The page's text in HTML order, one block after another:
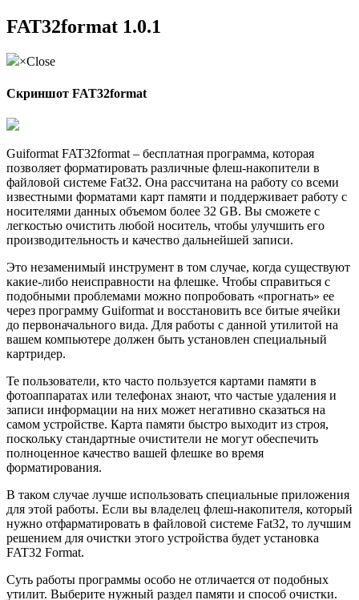
FAT32format 1.0.1
×Close
Скриншот FAT32format
Guiformat FAT32format‭ – бесплатная ‬программа,‭ ‬которая
позволяет форматировать различные флеш-накопители в
файловой системе‭ ‬Fat32.‭ ‬Она рассчитана на работу со всеми
известными форматами карт памяти и поддерживает работу с
носителями данных объемом более 32 GB.‭ ‬Вы сможете‭ ‬с‭
‬легкостью очистить любой носитель,‭ ‬чтобы улучшить его
производительность и качество дальнейшей записи.
Это незаменимый инструмент в том случае,‭ ‬когда существуют
какие-либо неисправности на флешке.‭ ‬Чтобы справиться с
подобными проблемами можно попробовать‭ «‬прогнать‭» ‬ее
через программу‭ ‬Guiformat и восстановить все битые ячейки
до первоначального вида.‭ ‬Для работы с данной утилитой на
вашем компьютере должен быть установлен специальный
картридер.
Те пользователи,‭ ‬кто часто пользуется картами памяти в
фотоаппаратах или телефонах знают,‭ ‬что частые удаления и
записи информации на них может негативно сказаться на
самом устройстве.‭ ‬Карта памяти быстро выходит из строя,‭
‬поскольку стандартные очистители не могут обеспечить
полноценное качество вашей флешке во время
форматирования.
В таком случае лучше использовать специальные приложения
для этой работы.‭ ‬Если вы владелец флеш-накопителя,‭ ‬который
нужно отфарматировать в файловой системе ‬Fat32,‭ ‬то‭ ‬лучшим
решением для очистки этого устройства будет установка‭
‬FAT32 Format.
Суть работы программы особо не отличается от подобных
утилит.‭ ‬Выберите нужный раздел памяти и способ очистки.‭